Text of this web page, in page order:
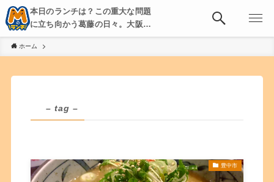
本日のランチは？この重大な問題
に立ち向かう葛藤の日々。大阪・
京都・神戸を中心とした食べ歩
き、飲み歩きを綴る。
ホーム
– tag –
豊中市